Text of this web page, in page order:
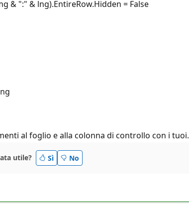
& lng).EntireRow.Hidden = False
al foglio e alla colonna di controllo con i tuoi.
utile? Sì No